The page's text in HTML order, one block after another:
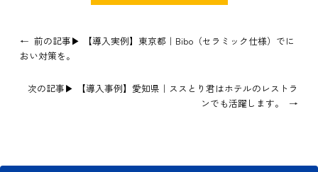
← 前の記事▶
【導入実例】東京都｜Bibo（セラミック仕様）でに
おい対策を。
次の記事▶
【導入事例】愛知県｜ススとり君はホテルのレストラ
ンでも活躍します。
→